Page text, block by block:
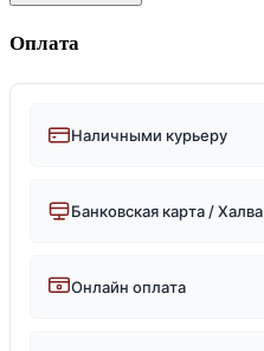
Оплата
Наличными курьеру
Банковская карта / Халва
Онлайн оплата